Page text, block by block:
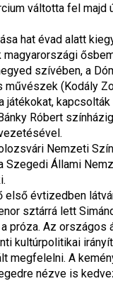
váltotta fel
hat évad alatt
magyarországi
szívében, a
(Kodály
játékokat,
Róbert
Nemzeti
Szegedi Állami
évtizedben
sztárrá lett
próza. Az
kultúrpolitikai
A
nézve is